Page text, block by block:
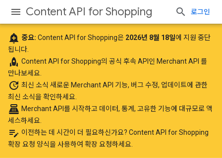
Content API for Shopping 로그인
add_alert 중요: Content API for Shopping은 2026년 8월 18일에 지원 중단
됩니다.
rocket Content API for Shopping의 공식 후속 API인 Merchant API 를
만나보세요.
update 최신 소식 새로운 Merchant API 기능, 버그 수정, 업데이트에 관한
최신 소식을 확인하세요.
point_of_sale Merchant API를 시작하고 데이터, 통계, 고유한 기능에 대규모로 액
세스하세요.
edit_note 이전하는 데 시간이 더 필요하신가요? Content API for Shopping
확장 요청 양식을 사용하여 확장 요청하세요